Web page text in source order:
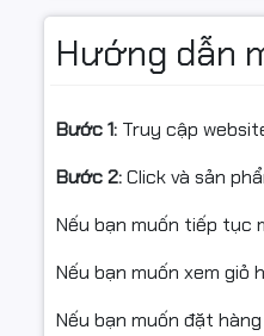
#ngocthocomputer
Hướng dẫn
Bước 1: Truy cập
Bước 2:Click và sản
Nếu bạn muốn tiếp tục
Nếu bạn muốn xem giỏ
Nếu bạn muốn đặt